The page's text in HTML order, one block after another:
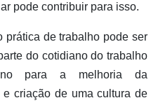
pode contribuir para isso.
prática de trabalho pode ser
do cotidiano do trabalho
para a melhoria da
e criação de uma cultura de